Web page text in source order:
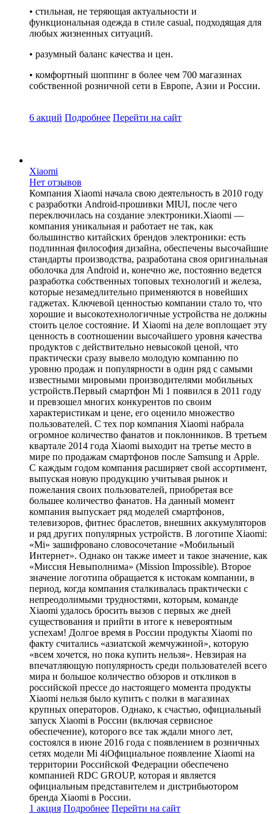
• стильная, не теряющая актуальности и
функциональная одежда в стиле casual, подходящая для
любых жизненных ситуаций.
• разумный баланс качества и цен.
• комфортный шоппинг в более чем 700 магазинах
собственной розничной сети в Европе, Азии и России.
6 акций Подробнее Перейти на сайт
Xiaomi
Нет отзывов
Компания Xiaomi начала свою деятельность в 2010 году
с разработки Android-прошивки MIUI, после чего
переключилась на создание электроники.Xiaomi —
компания уникальная и работает не так, как
большинство китайских брендов электроники: есть
подлинная философия дизайна, обеспечены высочайшие
стандарты производства, разработана своя оригинальная
оболочка для Android и, конечно же, постоянно ведется
разработка собственных топовых технологий и железа,
которые незамедлительно применяются в новейших
гаджетах. Ключевой ценностью компании стало то, что
хорошие и высокотехнологичные устройства не должны
стоить целое состояние. И Xiaomi на деле воплощает эту
ценность в соотношении высочайшего уровня качества
продуктов с действительно невысокой ценой, что
практически сразу вывело молодую компанию по
уровню продаж и популярности в один ряд с самыми
известными мировыми производителями мобильных
устройств.Первый смартфон Mi 1 появился в 2011 году
и превзошел многих конкурентов по своим
характеристикам и цене, его оценило множество
пользователей. С тех пор компания Xiaomi набрала
огромное количество фанатов и поклонников. В третьем
квартале 2014 года Xiaomi выходит на третье место в
мире по продажам смартфонов после Samsung и Apple.
С каждым годом компания расширяет свой ассортимент,
выпуская новую продукцию учитывая рынок и
пожелания своих пользователей, приобретая все
большее количество фанатов. На данный момент
компания выпускает ряд моделей смартфонов,
телевизоров, фитнес браслетов, внешних аккумуляторов
и ряд других популярных устройств. В логотипе Xiaomi:
«Mi» зашифровано словосочетание «Мобильный
Интернет». Однако он также имеет и такое значение, как
«Миссия Невыполнима» (Mission Impossible). Второе
значение логотипа обращается к истокам компании, в
период, когда компания сталкивалась практически с
непреодолимыми трудностями, которым, команде
Xiaomi удалось бросить вызов с первых же дней
существования и прийти в итоге к невероятным
успехам! Долгое время в России продукты Xiaomi по
факту считались «азиатской жемчужиной», которую
«всем хочется, но пока купить нельзя». Невзирая на
впечатляющую популярность среди пользователей всего
мира и большое количество обзоров и откликов в
российской прессе до настоящего момента продукты
Xiaomi нельзя было купить с полки в магазинах
крупных операторов. Однако, к счастью, официальный
запуск Xiaomi в России (включая сервисное
обеспечение), которого все так ждали много лет,
состоялся в июне 2016 года с появлением в розничных
сетях модели Mi 4iОфициальное появление Xiaomi на
территории Российской Федерации обеспечено
компанией RDC GROUP, которая и является
официальным представителем и дистрибьютором
бренда Xiaomi в России.
1 акция Подробнее Перейти на сайт